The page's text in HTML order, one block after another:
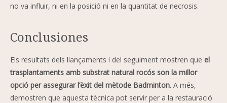
no va influir, ni en la posició ni en la quantitat de necrosis.
Conclusiones
Els resultats dels llançaments i del seguiment mostren que el
trasplantaments amb substrat natural rocós son la millor
opció per assegurar l’èxit del mètode Badminton. A més,
demostren que aquesta tècnica pot servir per a la restauració